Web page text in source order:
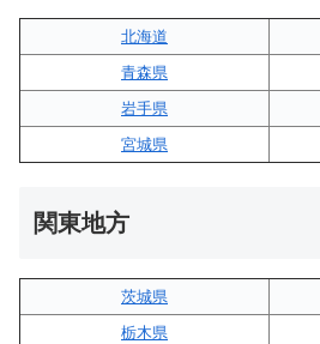
北海道
青森県
岩手県
宮城県
関東地方
茨城県
栃木県